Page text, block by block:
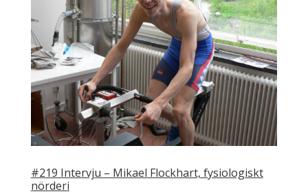
#219 Intervju – Mikael Flockhart, fysiologiskt
nörderi